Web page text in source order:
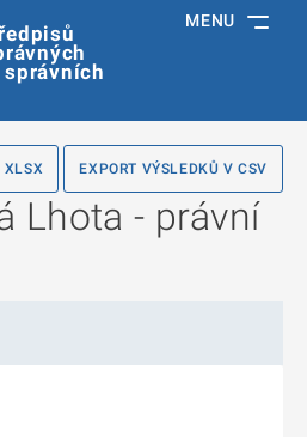
MENU
XLSX EXPORT VÝSLEDKŮ V CSV
Lhota - právní